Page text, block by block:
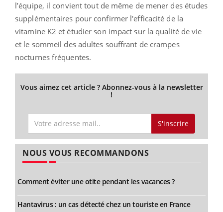
l’équipe, il convient tout de même de mener des études
supplémentaires pour confirmer l'efficacité de la
vitamine K2 et étudier son impact sur la qualité de vie
et le sommeil des adultes souffrant de crampes
nocturnes fréquentes.
Vous aimez cet article ? Abonnez-vous à la newsletter
!
S'inscrire
NOUS VOUS RECOMMANDONS
Comment éviter une otite pendant les vacances ?
Hantavirus : un cas détecté chez un touriste en France